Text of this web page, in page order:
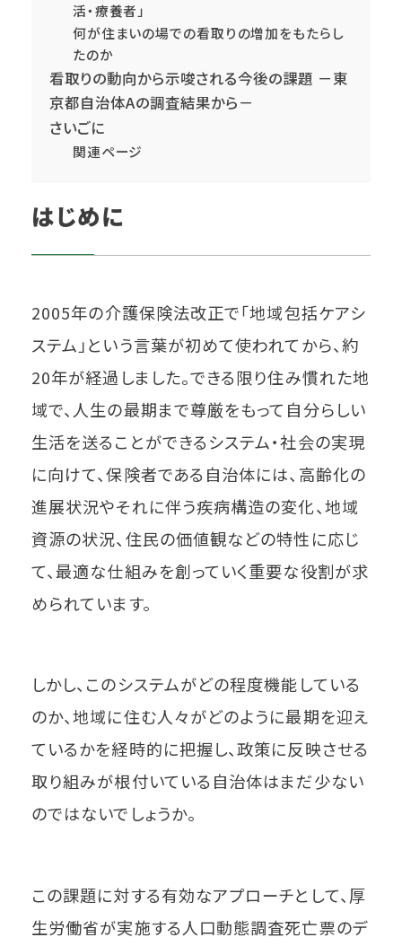
活・療養者」
何が住まいの場での看取りの増加をもたらし
たのか
看取りの動向から示唆される今後の課題 －東
京都自治体Aの調査結果から－
さいごに
関連ページ
はじめに
2005年の介護保険法改正で「地域包括ケアシ
ステム」という言葉が初めて使われてから、約
20年が経過しました。できる限り住み慣れた地
域で、人生の最期まで尊厳をもって自分らしい
生活を送ることができるシステム・社会の実現
に向けて、保険者である自治体には、高齢化の
進展状況やそれに伴う疾病構造の変化、地域
資源の状況、住民の価値観などの特性に応じ
て、最適な仕組みを創っていく重要な役割が求
められています。
しかし、このシステムがどの程度機能している
のか、地域に住む人々がどのように最期を迎え
ているかを経時的に把握し、政策に反映させる
取り組みが根付いている自治体はまだ少ない
のではないでしょうか。
この課題に対する有効なアプローチとして、厚
生労働省が実施する人口動態調査死亡票のデ